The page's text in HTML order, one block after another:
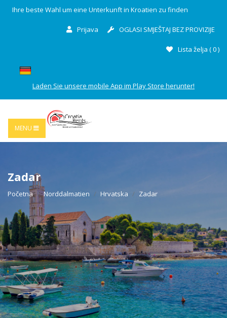
Ihre beste Wahl um eine Unterkunft in Kroatien zu finden
Prijava OGLASI SMJEŠTAJ BEZ PROVIZIJE
Lista želja (0)
Laden Sie unsere mobile App im Play Store herunter!
MENU
Zadar
Početna Norddalmatien Hrvatska Zadar